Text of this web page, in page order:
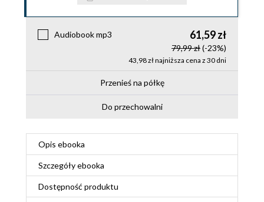
Audiobook mp3 61,59 zł
79,99 zł(-23%)
43,98 zł najniższa cena z 30 dni
Przenieś na półkę
Do przechowalni
Opis ebooka
Szczegółyebooka
Dostępność produktu